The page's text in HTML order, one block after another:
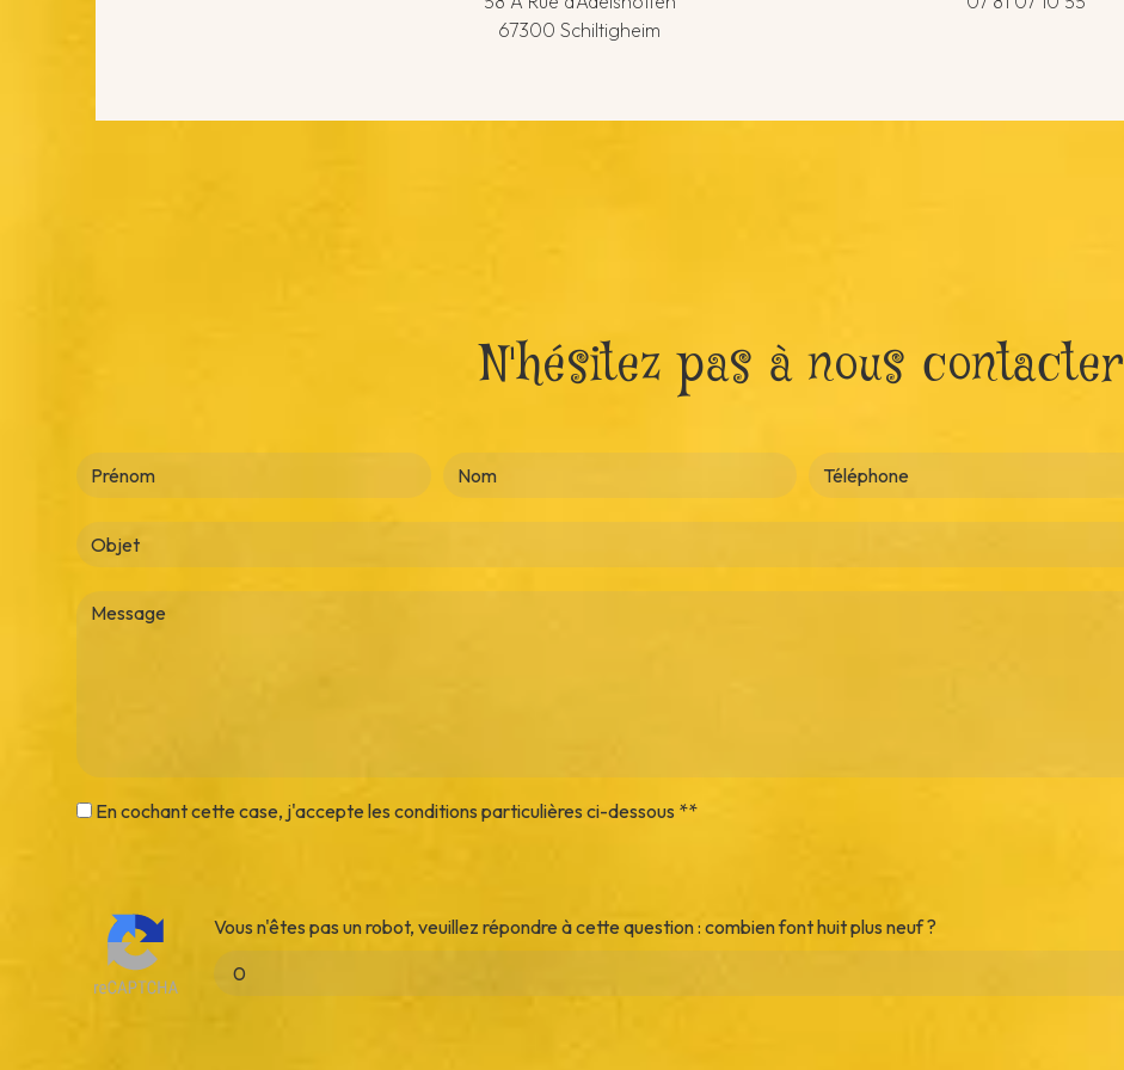
67300 Schiltigheim
N'hésitez pas à nous contacter
En cochant cette case, j'accepte les conditions particulières ci-dessous **
Vous n'êtes pas un robot, veuillez répondre à cette question : combien font huit plus neuf ?